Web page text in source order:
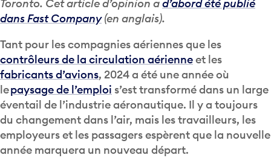
Toronto. Cet article d’opinion ad’abord été publié
dans Fast Company(en anglais).
Tant pour les compagnies aériennes que les
contrôleurs de la circulation aérienneet les
fabricants d’avions, 2024 a été une année où
lepaysage de l’emploi s’est transformé dans un large
éventail de l’industrie aéronautique. Il y a toujours
du changement dans l’air, mais les travailleurs, les
employeurs et les passagers espèrent que la nouvelle
année marquera un nouveau départ.